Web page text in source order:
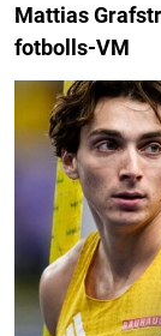
Mattias
fotbolls-VM